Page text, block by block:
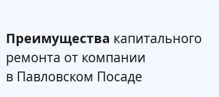
Преимущества капитального
ремонта от компании
в Павловском Посаде